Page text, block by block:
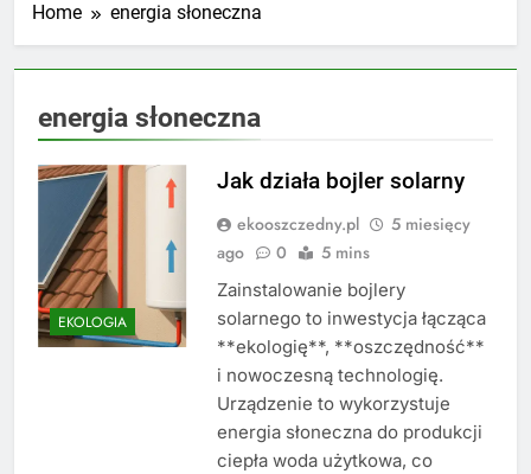
Home energia słoneczna
energia słoneczna
EKOLOGIA
Jak działa bojler solarny
ekooszczedny.pl
5 miesięcy
ago
0 5 mins
Zainstalowanie bojlery
solarnego to inwestycja łącząca
**ekologię**, **oszczędność**
i nowoczesną technologię.
Urządzenie to wykorzystuje
energia słoneczna do produkcji
ciepła woda użytkowa, co